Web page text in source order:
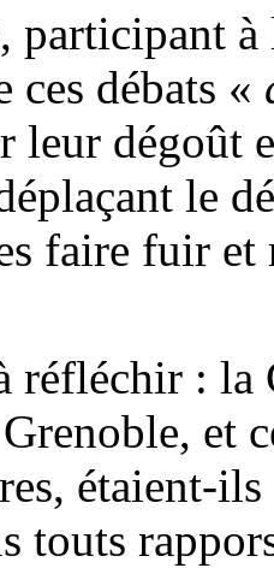
participant
ces débats «
leur dégoût
le
faire fuir et
réfléchir :
et
étaient-ils
touts